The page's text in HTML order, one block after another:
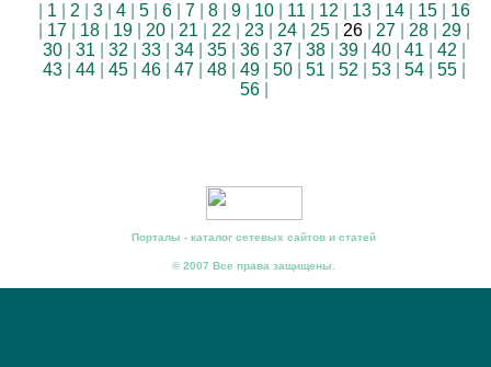
1 2 3| 4| 5| 6| 7| 8| 9| 10| 11 12 13| 14| 15| 16
17| 18| 19| 20| 21 22 23| 24| 25| 26| 27| 28| 29|
30| 31 32 33| 34| 35| 36| 37| 38| 39| 40| 41 42
43| 44| 45| 46| 47| 48| 49| 50| 51 52 53| 54| 55|
56|
Порталы - каталог сетевых сайтов и статей
© 2007 Все права защищены.